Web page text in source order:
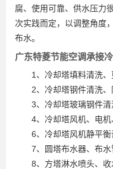
腐、使用可靠、供水压力
次实践而定，以调整角度
布水。
广东特菱节能空调承接
1、冷却塔填料清洗、
2、冷却塔钢件清洗、
3、冷却塔玻璃钢件清
4、冷却塔风机、电机
6、冷却塔风机静平衡
7、圆塔布水器、布水
8、方塔淋水喷头、收